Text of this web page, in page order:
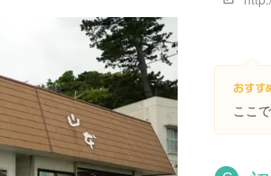
ここ